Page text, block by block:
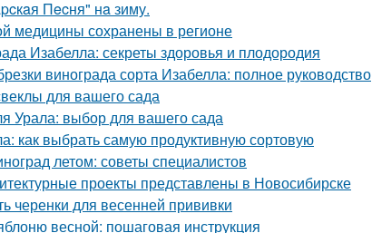
Пecня" нa зиму.
медицины сохранены в регионе
Изабелла: секреты здоровья и плодородия
винограда сорта Изабелла: полное руководство
для вашего сада
Урала: выбор для вашего сада
как выбрать самую продуктивную сортовую
летом: советы специалистов
проекты представлены в Новосибирске
черенки для весенней прививки
весной: пошаговая инструкция